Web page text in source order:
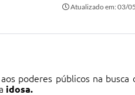
Atualizado em: 03/
poderes públicos na busca
idosa.